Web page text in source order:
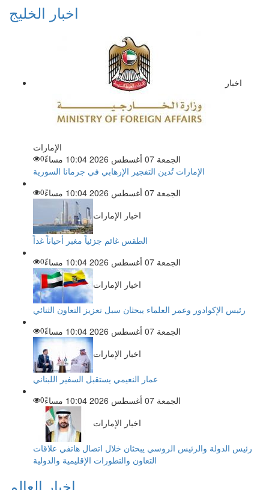
اخبار الخليج
اخبار
الإمارات
الجمعة 07 أغسطس 2026 10:04 مساءً
0
الإمارات تُدين التفجير الإرهابي في جرمانا السورية
الجمعة 07 أغسطس 2026 10:04 مساءً
0
اخبار الإمارات
الطقس غائم جزئياً مغبر أحياناً غداً
الجمعة 07 أغسطس 2026 10:04 مساءً
0
اخبار الإمارات
رئيس الإكوادور وعمر العلماء يبحثان سبل تعزيز التعاون الثنائي
الجمعة 07 أغسطس 2026 10:04 مساءً
0
اخبار الإمارات
عمار النعيمي يستقبل السفير اللبناني
الجمعة 07 أغسطس 2026 10:04 مساءً
0
اخبار الإمارات
رئيس الدولة والرئيس الروسي يبحثان خلال اتصال هاتفي علاقات
التعاون والتطورات الإقليمية والدولية
اخبار العالم